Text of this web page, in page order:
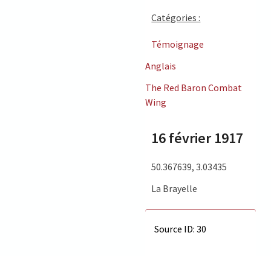
Catégories :
Témoignage
Anglais
The Red Baron Combat
Wing
16 février 1917
50.367639, 3.03435
La Brayelle
Source ID: 30